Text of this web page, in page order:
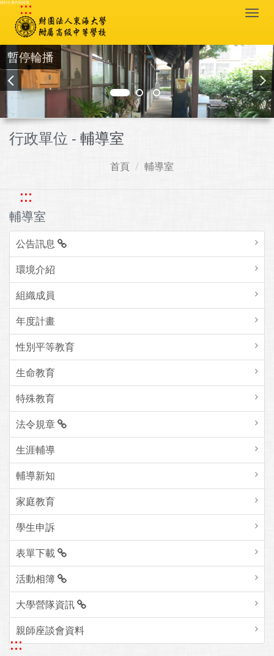
跳到主要內容區塊
:::
暫停輪播
行政單位 - 輔導室
首頁 輔導室
:::
輔導室
公告訊息
環境介紹
組織成員
年度計畫
性別平等教育
生命教育
特殊教育
法令規章
生涯輔導
輔導新知
家庭教育
學生申訴
表單下載
活動相簿
大學營隊資訊
親師座談會資料
:::